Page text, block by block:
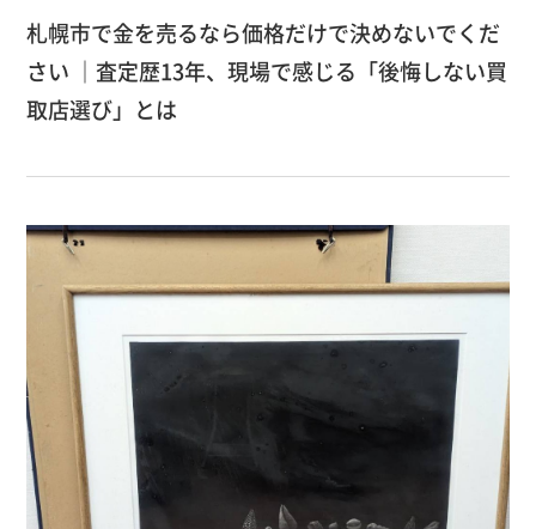
札幌市で金を売るなら価格だけで決めないでくだ
さい ｜査定歴13年、現場で感じる「後悔しない買
取店選び」とは